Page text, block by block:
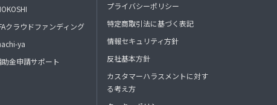
クラウドファンディング
ya
助金申請サポート
プライバシーポリシー
特定商取引法に基づく表記
情報セキュリティ方針
反社基本方針
カスタマーハラスメントに対す
る考え方